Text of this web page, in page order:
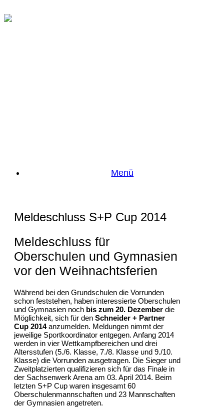
Inhalt
Menü
Meldeschluss S+P Cup 2014
Meldeschluss für
Oberschulen und Gymnasien
vor den Weihnachtsferien
Während bei den Grundschulen die Vorrunden
schon feststehen, haben interessierte Oberschulen
und Gymnasien noch bis zum 20. Dezember die
Möglichkeit, sich für den Schneider + Partner
Cup 2014anzumelden. Meldungen nimmt der
jeweilige Sportkoordinator entgegen. Anfang 2014
werden in vier Wettkampfbereichen und drei
Altersstufen (5./6. Klasse, 7./8. Klasse und 9./10.
Klasse) die Vorrunden ausgetragen. Die Sieger und
Zweitplatzierten qualifizieren sich für das Finale in
der Sachsenwerk Arena am 03. April 2014. Beim
letzten S+P Cup waren insgesamt 60
Oberschulenmannschaften und 23 Mannschaften
der Gymnasien angetreten.